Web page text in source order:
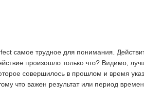
самое трудное для понимания.
произошло только что? Видимо,
совершилось в прошлом и время
что важен результат или период